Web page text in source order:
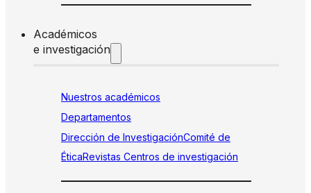
Académicos
e investigación
Nuestros académicos
Departamentos
Dirección de InvestigaciónComité de
ÉticaRevistas Centros de investigación